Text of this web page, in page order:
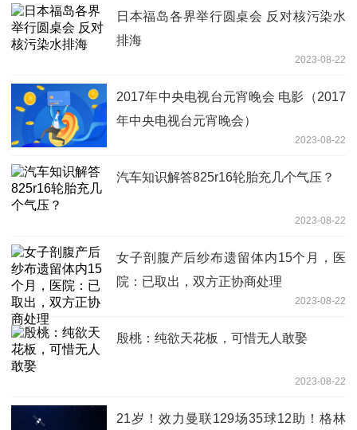
日本福岛各界举行圆桌会 反对核污染水
排海
2023-08-22
2017年中央电视台元宵晚会 电影（2017
年中央电视台元宵晚会）
2023-08-22
汽车知识解答825r16轮胎充几个气压？
2023-08-22
女子剖腹产后纱布遗留体内15个月，医
院：已取出，双方正协商处理
2023-08-22
殷桃：纯欲天花板，可惜无人敢娶
2023-08-22
21岁！效力曼联129场35球12助！格林